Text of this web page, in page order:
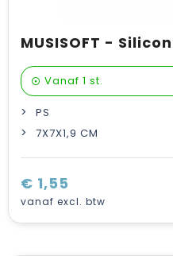
Vanaf 1 st.
PS
7X7X1,9 CM
€ 1,55
vanaf excl. btw